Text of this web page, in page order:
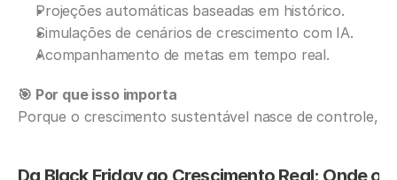
Projeções automáticas baseadas em histórico.
Simulações de cenários de crescimento com IA.
Acompanhamento de metas em tempo real.
🎯 Por que isso importa
Porque o crescimento sustentável nasce de controle,
Da Black Friday ao Crescimento Real: Onde o